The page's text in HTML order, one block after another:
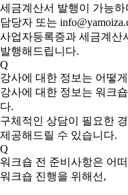
세금계산서 발행이 가능하
담당자 또는
사업자등록증과 세금계산
발행해드립니다.
Q
강사에 대한 정보는 어떻
강사에 대한 정보는 워크
다.
구체적인 상담이 필요한
제공해드릴 수 있습니다.
Q
워크숍 전 준비사항은 어
워크숍 진행을 위해선,